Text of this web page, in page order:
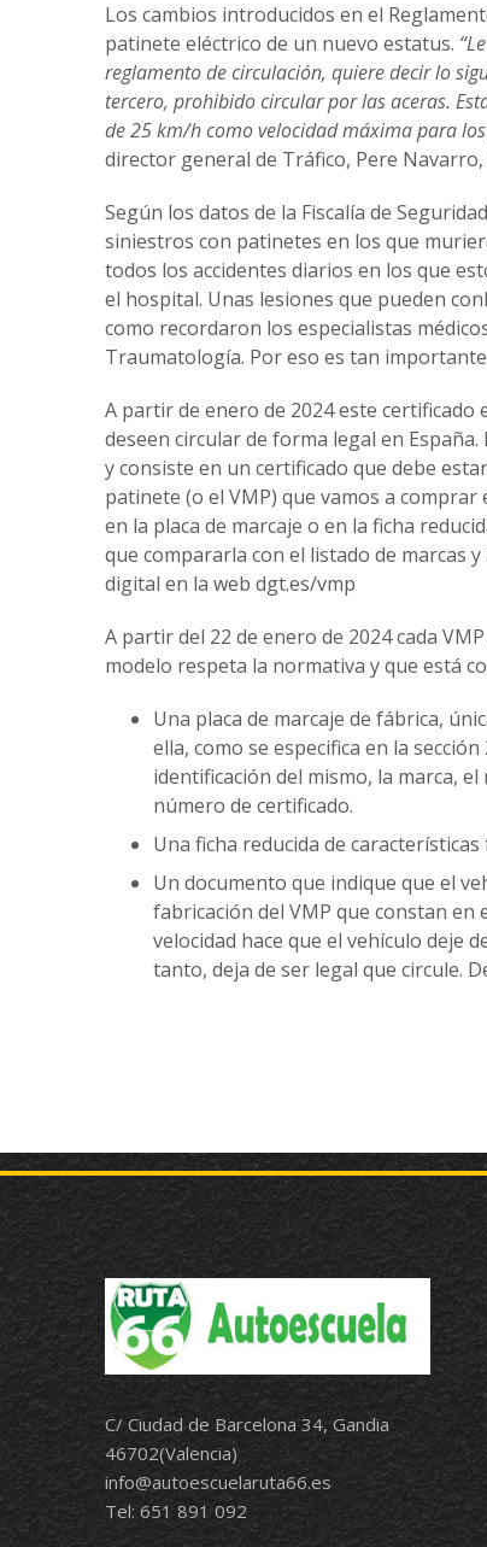
Los cambios introducidos en el
patinete eléctrico de un nuevo estatus.
reglamento de circulación, quiere decir lo
tercero, prohibido circular por las aceras.
de 25 km/h como velocidad máxima para
director general de Tráfico, Pere
Según los datos de la Fiscalía de
siniestros con patinetes en los que
todos los accidentes diarios en los que
el hospital. Unas lesiones que pueden
como recordaron los especialistas
Traumatología. Por eso es tan
A partir de enero de 2024 este
deseen circular de forma legal en
y consiste en un certificado que debe
patinete (o el VMP) que vamos a
en la placa de marcaje o en la ficha
que compararla con el listado de marcas
digital en la web dgt.es/vmp
A partir del 22 de enero de 2024 cada
modelo respeta la normativa y que está
Una placa de marcaje de fábrica,
ella, como se especifica en la
identificación del mismo, la marca,
número de certificado.
Una ficha reducida de características
Un documento que indique que el
fabricación del VMP que constan
velocidad hace que el vehículo deje
tanto, deja de ser legal que circule.
C/ Ciudad de Barcelona 34, Gandia
46702(Valencia)
info@autoescuelaruta66.es
Tel: 651 891 092